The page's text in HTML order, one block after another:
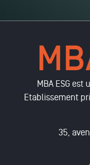
MBA ESG est
Etablissement
35,